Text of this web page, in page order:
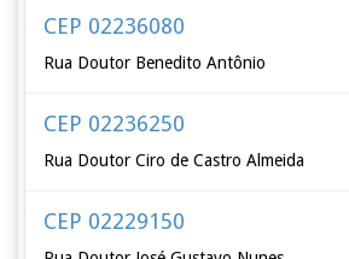
CEP 02236080
Rua Doutor Benedito Antônio
CEP 02236250
Rua Doutor Ciro de Castro Almeida
CEP 02229150